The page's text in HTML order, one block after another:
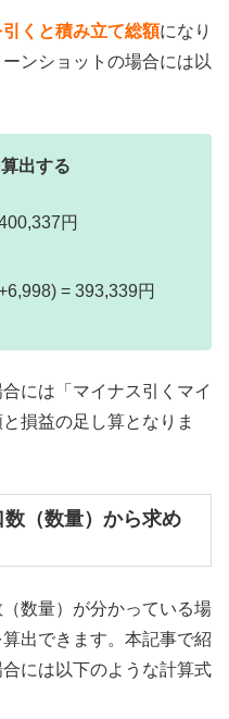
くと積み立て総額になり
ンショットの場合には以
出する
円
= 393,339円
には「マイナス引くマイ
損益の足し算となりま
（数量）から求め
数量）が分かっている場
出できます。本記事で紹
には以下のような計算式